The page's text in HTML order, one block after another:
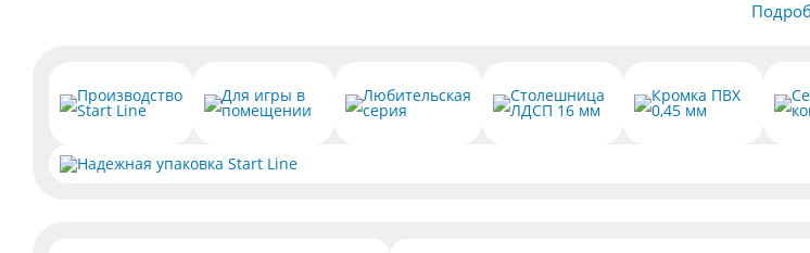
Производство
Start Line
Для игры в
помещении
Любительская
серия
Столешница
ЛДСП 16 мм
Кромка ПВХ
0,45 мм
Надежная упаковка Start Line